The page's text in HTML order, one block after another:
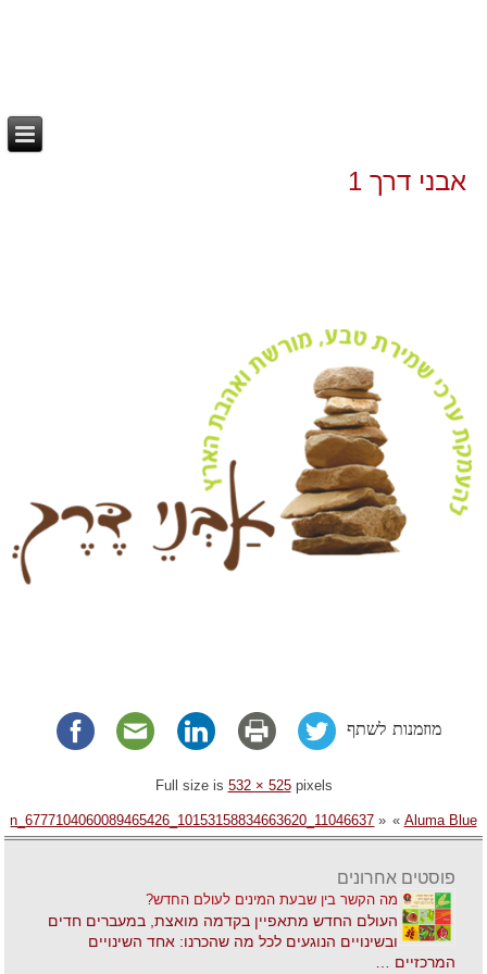
אבני דרך 1
מוזמנות לשתף
Full size is 532 × 525pixels
Aluma Blue
»
«
11046637_10153158834663620_6777104060089465426_n
פוסטים אחרונים
מה הקשר בין שבעת המינים לעולם החדש?
העולם החדש מתאפיין בקדמה מואצת, במעברים חדים
ובשינויים הנוגעים לכל מה שהכרנו: אחד השינויים
המרכזיים …